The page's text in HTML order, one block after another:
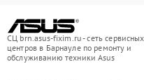
СЦ brn.asus-fixim.ru - сеть сервисных
центров в Барнауле по ремонту и
обслуживанию техники Asus